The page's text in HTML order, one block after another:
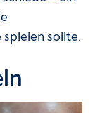
spielen sollte.